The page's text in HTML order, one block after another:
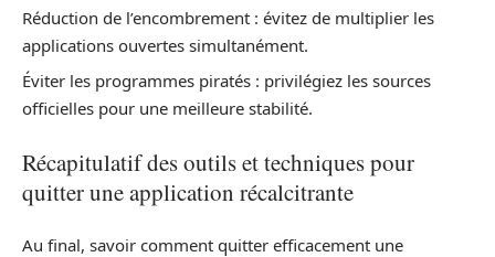
Réduction de l’encombrement : évitez de multiplier les
applications ouvertes simultanément.
Éviter les programmes piratés : privilégiez les sources
officielles pour une meilleure stabilité.
Récapitulatif des outils et techniques pour
quitter une application récalcitrante
Au final, savoir comment quitter efficacement une